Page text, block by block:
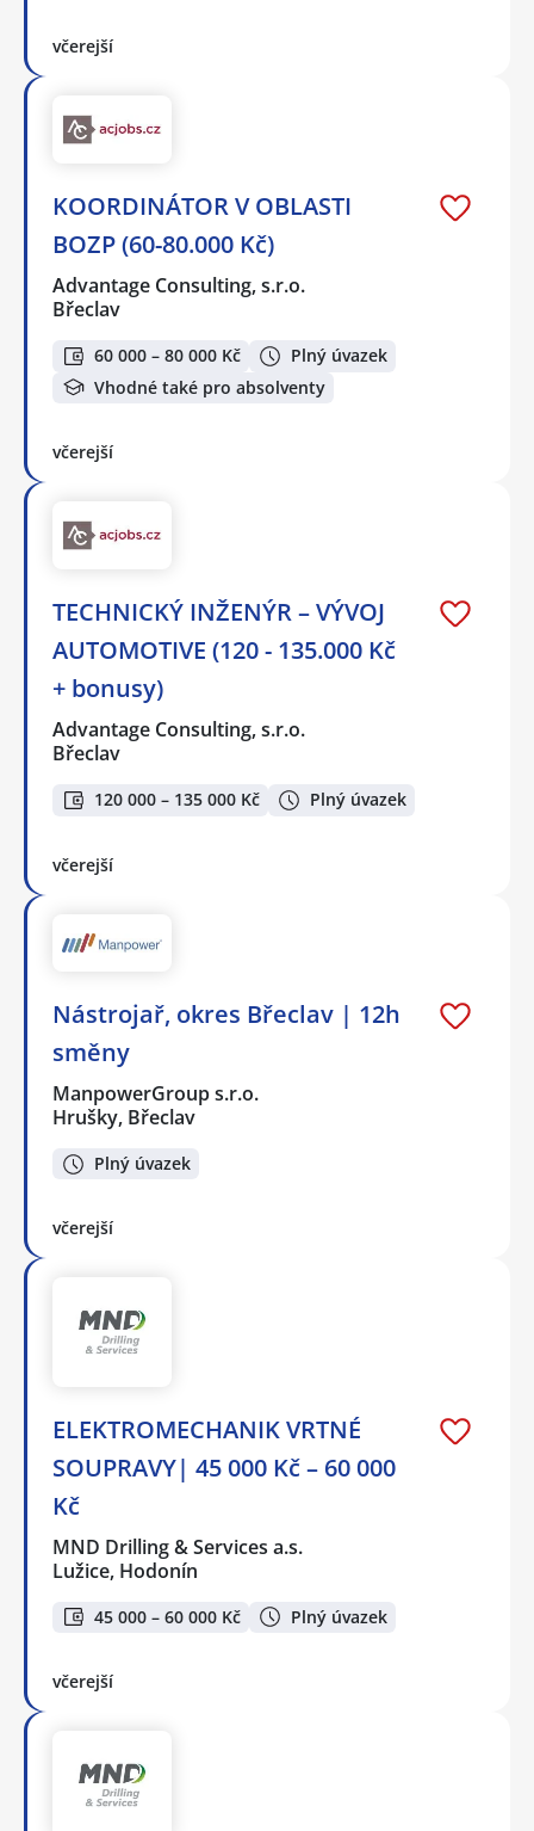
včerejší
KOORDINÁTOR V OBLASTI
BOZP (60-80.000 Kč)
Advantage Consulting, s.r.o.
Břeclav
60 000 – 80 000 Kč
Plný úvazek
Vhodné také pro absolventy
včerejší
TECHNICKÝ INŽENÝR – VÝVOJ
AUTOMOTIVE (120 - 135.000 Kč
+ bonusy)
Advantage Consulting, s.r.o.
Břeclav
120 000 – 135 000 Kč Plný úvazek
včerejší
Nástrojař, okres Břeclav | 12h
směny
ManpowerGroup s.r.o.
Hrušky, Břeclav
Plný úvazek
včerejší
ELEKTROMECHANIK VRTNÉ
SOUPRAVY| 45 000 Kč – 60 000
Kč
MND Drilling & Services a.s.
Lužice, Hodonín
45 000 – 60 000 Kč Plný úvazek
včerejší